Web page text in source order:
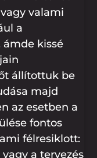
valami
a
kissé
állítottuk be
majd
az esetben a
fontos
félresiklott:
a tervezés